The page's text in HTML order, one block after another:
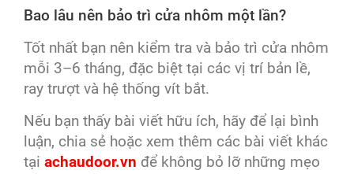
Bao lâu nên bảo trì cửa nhôm một lần?
Tốt nhất bạn nên kiểm tra và bảo trì cửa nhôm
mỗi 3–6 tháng, đặc biệt tại các vị trí bản lề,
ray trượt và hệ thống vít bắt.
Nếu bạn thấy bài viết hữu ích, hãy để lại bình
luận, chia sẻ hoặc xem thêm các bài viết khác
tại achaudoor.vn để không bỏ lỡ những mẹo